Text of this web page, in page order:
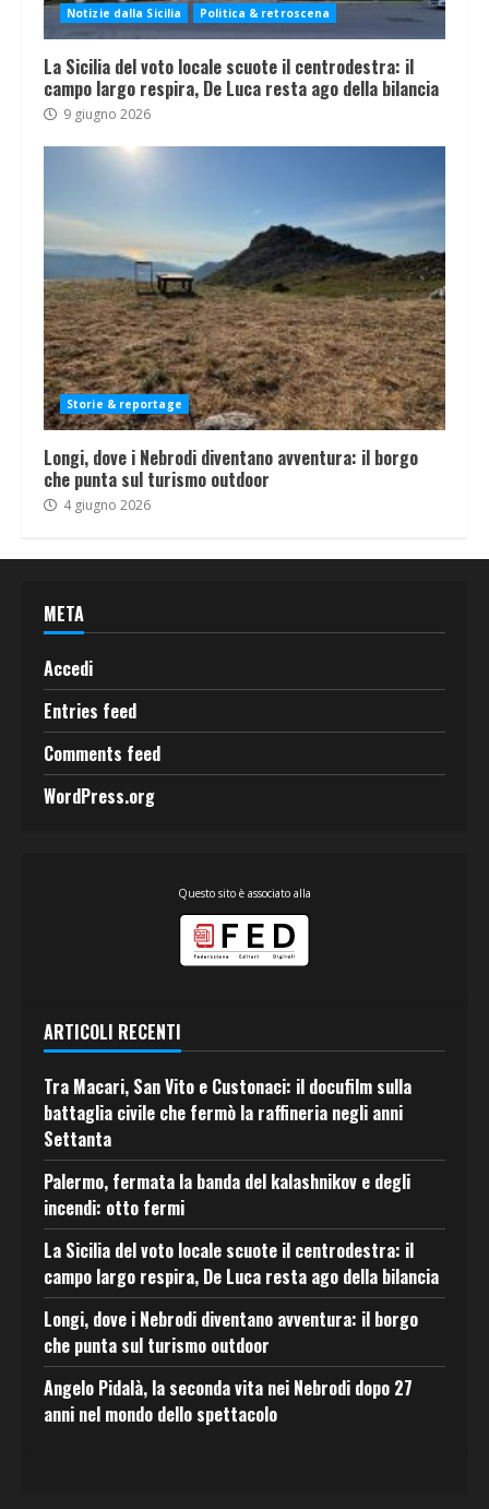
Notizie dalla Sicilia Politica & retroscena
La Sicilia del voto locale scuote il centrodestra: il
campo largo respira, De Luca resta ago della bilancia
9 giugno 2026
Storie & reportage
Longi, dove i Nebrodi diventano avventura: il borgo
che punta sul turismo outdoor
4 giugno 2026
META
Accedi
Entries feed
Comments feed
WordPress.org
Questo sito è associato alla
ARTICOLI RECENTI
Tra Macari, San Vito e Custonaci: il docufilm sulla
battaglia civile che fermò la raffineria negli anni
Settanta
Palermo, fermata la banda del kalashnikov e degli
incendi: otto fermi
La Sicilia del voto locale scuote il centrodestra: il
campo largo respira, De Luca resta ago della bilancia
Longi, dove i Nebrodi diventano avventura: il borgo
che punta sul turismo outdoor
Angelo Pidalà, la seconda vita nei Nebrodi dopo 27
anni nel mondo dello spettacolo